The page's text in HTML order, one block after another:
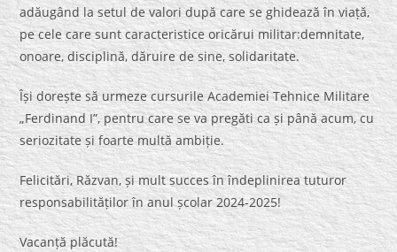
adăugând la setul de valori după care se ghidează în viață,
pe cele care sunt caracteristice oricărui militar:demnitate,
onoare, disciplină, dăruire de sine, solidaritate.
Își dorește să urmeze cursurile Academiei Tehnice Militare
„Ferdinand I”, pentru care se va pregăti ca și până acum, cu
seriozitate și foarte multă ambiție.
Felicitări, Răzvan, și mult succes în îndeplinirea tuturor
responsabilităților în anul școlar 2024-2025!
Vacanță plăcută!